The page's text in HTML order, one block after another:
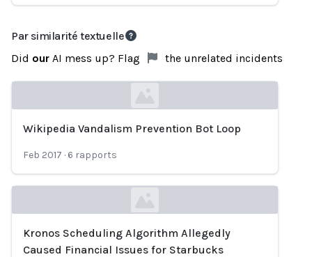
Par similarité textuelle
Did our AI mess up? Flag the unrelated incidents
Loading...
Wikipedia Vandalism Prevention Bot Loop
Feb 2017 · 6 rapports
Loading...
Kronos Scheduling Algorithm Allegedly
Caused Financial Issues for Starbucks